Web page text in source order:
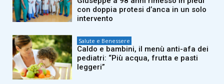
con doppia protesi d’anca in un solo
intervento
Salute e Benessere
Caldo e bambini, il menù anti-afa dei
pediatri: “Più acqua, frutta e pasti
leggeri”